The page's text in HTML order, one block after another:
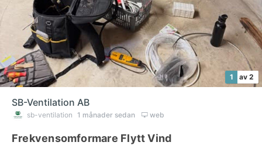
1 av 2
SB-Ventilation AB
sb-ventilation 1 månader sedan web
Frekvensomformare Flytt Vind